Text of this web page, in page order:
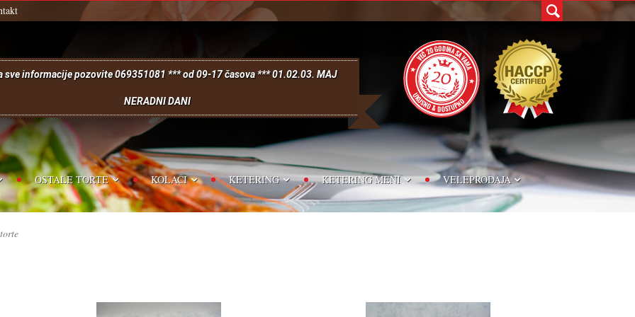
sve informacije pozovite 069351081 *** od 09-17 časova *** 01.02.03. MAJ
NERADNI DANI
TORTE
VENČANJA
TORTE
OSTALE TORTE
MINI ROĐENDANSKE TORTE
KORPORATIVNE TORTE
KOLAČI
SITNI KOLAČI
CUP CAKES
KETERING
KETERING ZA PRIVATNE PROSLAVE
KETERING MENI
MIX SLANIH ZALOGAJA
KOKTEL PECIVA
VELEPRODAJA
BURGER ZEMIČKE
ZA PEKARE